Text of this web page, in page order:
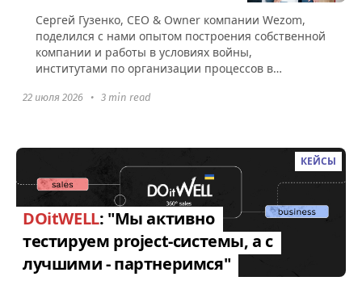
Сергей Гузенко, СEO & Owner компании Wezom,
поделился с нами опытом построения собственной
компании и работы в условиях войны,
институтами по организации процессов в
22 июля 2026 • 3 min read
КЕЙСЫ
DOitWELL: "Мы активно
тестируем project-системы, а с
лучшими - партнеримся"